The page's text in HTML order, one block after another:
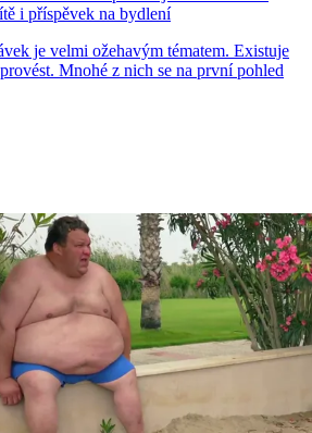
i příspěvek na bydlení
je velmi ožehavým tématem. Existuje
Mnohé z nich se na první pohled